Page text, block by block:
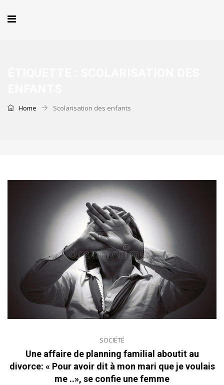
Home Scolarisation des enfants
SOCIÉTÉ
Une affaire de planning familial aboutit au
divorce: « Pour avoir dit à mon mari que je voulais
me ..», se confie une femme